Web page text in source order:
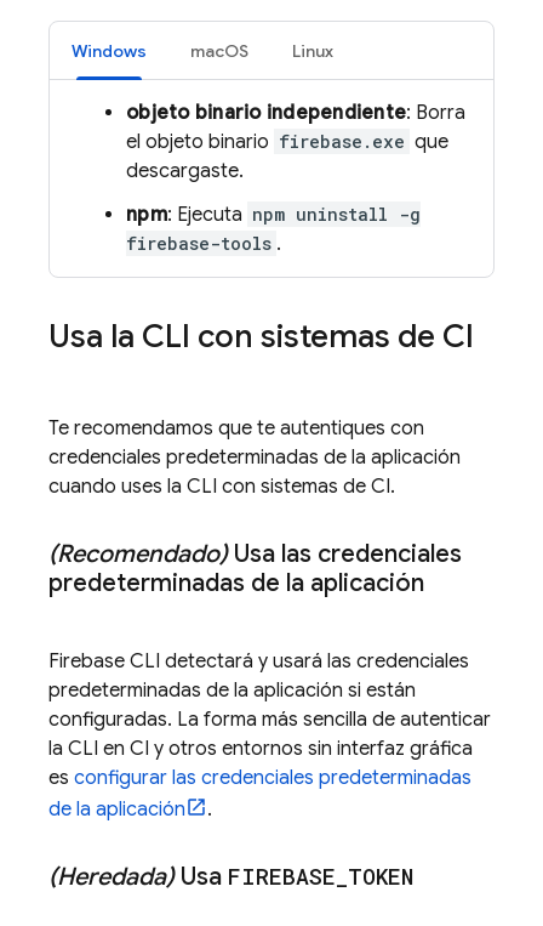
Windows macOS Linux
objeto binario independiente: Borra
el objeto binario firebase.exe que
descargaste.
npm: Ejecuta npm uninstall -g
firebase-tools .
Usa la CLI con sistemas de CI
Te recomendamos que te autentiques con
credenciales predeterminadas de la aplicación
cuando uses la CLI con sistemas de CI.
(Recomendado)Usa las credenciales
predeterminadas de la aplicación
Firebase CLI detectará y usará las credenciales
predeterminadas de la aplicación si están
configuradas. La forma más sencilla de autenticar
la CLI en CI y otros entornos sin interfaz gráfica
es configurar las credenciales predeterminadas
de la aplicación
.
(Heredada)Usa FIREBASE TOKEN